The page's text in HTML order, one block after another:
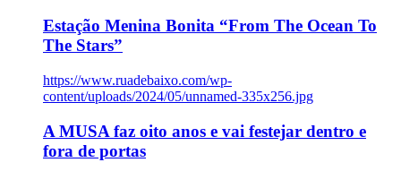
Estação Menina Bonita “From The Ocean To
The Stars”
https://www.ruadebaixo.com/wp-
content/uploads/2024/05/unnamed-335x256.jpg
A MUSA faz oito anos e vai festejar dentro e
fora de portas